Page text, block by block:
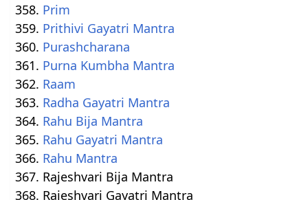
Prim
Prithivi Gayatri Mantra
Purashcharana
Purna Kumbha Mantra
Raam
Radha Gayatri Mantra
Rahu Bija Mantra
Rahu Gayatri Mantra
Rahu Mantra
Rajeshvari Bija Mantra
Rajeshvari Gayatri Mantra